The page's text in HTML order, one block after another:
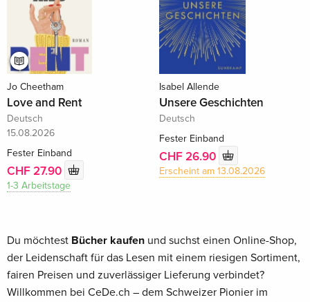
Jo Cheetham
Love and Rent
Deutsch
15.08.2026
Fester Einband
CHF 27.90
1-3 Arbeitstage
Isabel Allende
Unsere Geschichten
Deutsch
Fester Einband
CHF 26.90
Erscheint am 13.08.2026
Du möchtest Bücher kaufen und suchst einen Online-Shop,
der Leidenschaft für das Lesen mit einem riesigen Sortiment,
fairen Preisen und zuverlässiger Lieferung verbindet?
Willkommen bei CeDe.ch – dem Schweizer Pionier im